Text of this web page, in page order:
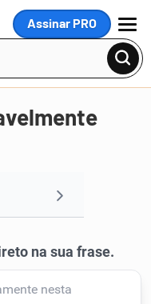
Assinar PRO
MENU